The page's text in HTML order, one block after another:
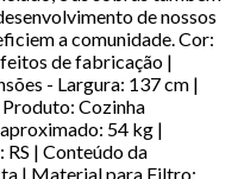
de nossos
a comunidade. Cor:
de fabricação |
- Largura: 137 cm |
Cozinha
54 kg |
| Conteúdo da
| Material para Filtro: